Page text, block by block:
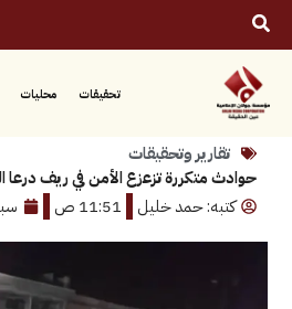
محليات فيديو
وتحقيقات
تزعزع الأمن في ريف درعا الغربي
حمد خليل
11:51 ص سبتمبر 10, 2025